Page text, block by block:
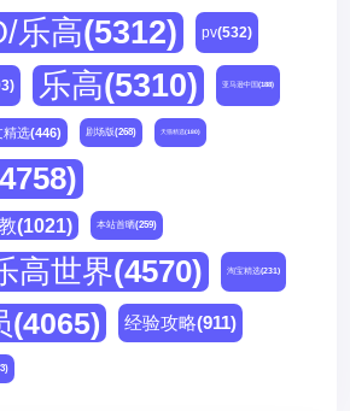
乐高(5312) pv(532)
乐高(5310) 亚马逊中国(188)
精选(446) 剧场版(268) 天猫精选(180)
(1021) 本站首晒(259)
高世界(4570) 淘宝精选(231)
(4065) 经验攻略(911)